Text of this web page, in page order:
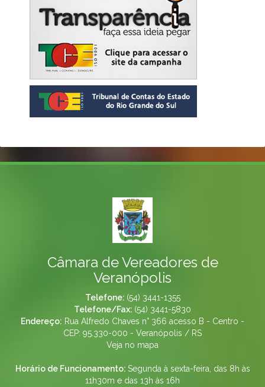
Câmara de Vereadores de
Veranópolis
Telefone: (54) 3441-1355
Telefone/Fax: (54) 3441-5830
Endereço: Rua Alfredo Chaves n° 366 acesso B - Centro -
CEP: 95.330-000 - Veranópolis / RS
Veja no mapa
Horário de Funcionamento: Segunda à sexta-feira, das 8h às
11h30m e das 13h às 16h